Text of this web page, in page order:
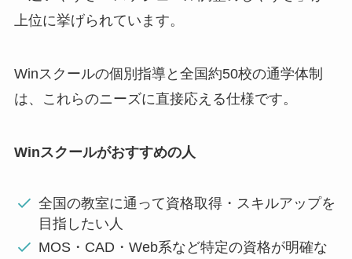
上位に挙げられています。
Winスクールの個別指導と全国約50校の通学体制
は、これらのニーズに直接応える仕様です。
Winスクールがおすすめの人
全国の教室に通って資格取得・スキルアップを
目指したい人
MOS・CAD・Web系など特定の資格が明確な